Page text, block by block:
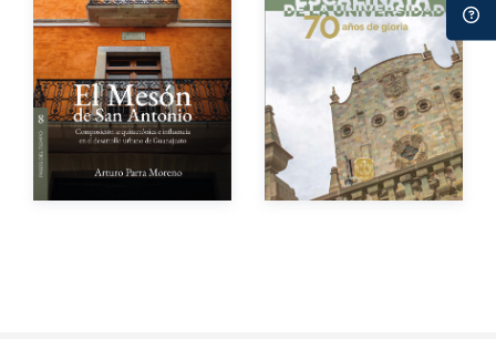
Autor
Año de edición
Impreso $120.00
Autor
Año de edición
Impreso $400.00